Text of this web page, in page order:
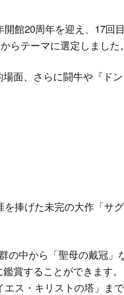
館20周年を迎え、17回
らテーマに選定しました。
面、さらに闘牛や『ド
捧げた未完の大作「サ
の中から「聖母の戴冠」
賞することができます
ス・キリストの塔」ま